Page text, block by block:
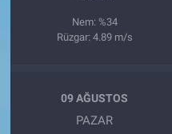
Nem: %34
Rüzgar: 4.89 m/s
09 AĞUSTOS
PAZAR